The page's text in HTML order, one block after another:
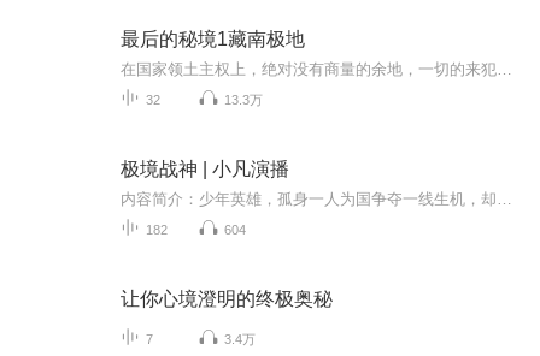
最后的秘境1藏南极地
32 13.3万
极境战神 | 小凡演播
182 604
让你心境澄明的终极奥秘
7 3.4万